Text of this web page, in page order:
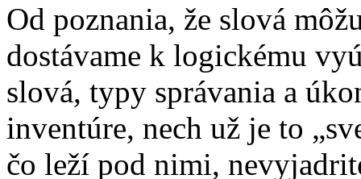
Od poznania, že slová
dostávame k logickému
slová, typy správania a
inventúre, nech už je to
čo leží pod nimi,